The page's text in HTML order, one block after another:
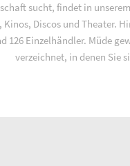
sucht, findet in
Kinos, Discos und Theater.
126 Einzelhändler. Müde
verzeichnet, in denen Sie